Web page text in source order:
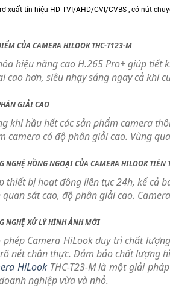
xuất tín hiệu HD-TVI/AHD/CVI/CVBS , có nút
CỦA CAMERA HILOOK THC-T123-M
hiệu năng cao H.265 Pro+ giúp tiết
cao hơn, siêu nhạy sáng ngay cả khi
GIẢI CAO
khi hầu hết các sản phẩm camera
camera có độ phân giải cao. Vùng
NGHỆ HỒNG NGOẠI CỦA CAMERA HILOOK TIÊN
thiết bị hoạt đông liên tục 24h, kể cả
quan sát cao, độ phân giải cao.
NGHỆ XỬ LÝ HÌNH ẢNH MỚI
phép Camera HiLook duy trì chất
nét chân thực. Đảm bảo chất lượng
HiLookTHC-T23-M là một giải
nghiệp vừa và nhỏ.